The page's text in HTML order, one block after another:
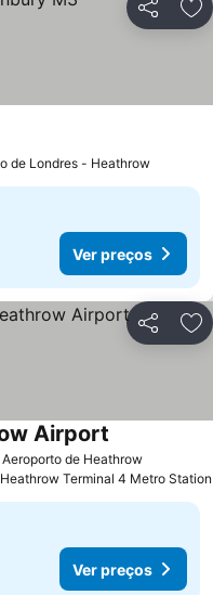
Partilhar
de Londres - Heathrow
Ver preços
Partilhar
de HeathrowVer
Airport
Terminal 4 Metro Station
Ver preços